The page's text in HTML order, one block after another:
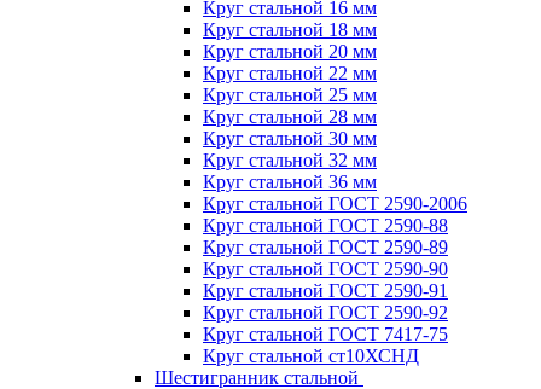
Круг стальной 16 мм
Круг стальной 18 мм
Круг стальной 20 мм
Круг стальной 22 мм
Круг стальной 25 мм
Круг стальной 28 мм
Круг стальной 30 мм
Круг стальной 32 мм
Круг стальной 36 мм
Круг стальной ГОСТ 2590-2006
Круг стальной ГОСТ 2590-88
Круг стальной ГОСТ 2590-89
Круг стальной ГОСТ 2590-90
Круг стальной ГОСТ 2590-91
Круг стальной ГОСТ 2590-92
Круг стальной ГОСТ 7417-75
Круг стальной ст10ХСНД
Шестигранник стальной